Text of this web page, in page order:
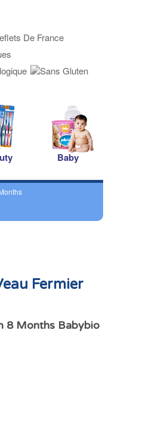
Baby
Fermier
8 Months Babybio